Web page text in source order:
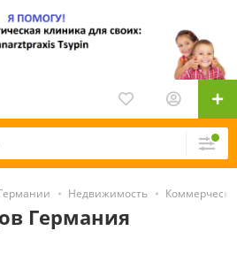
Недвижимость
Германия